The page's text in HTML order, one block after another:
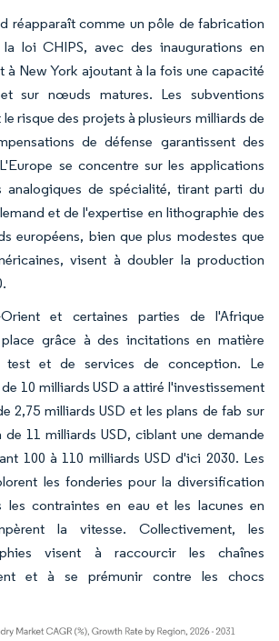
réapparaît comme un pôle de fabrication
loi CHIPS, avec des inaugurations en
à New York ajoutant à la fois une capacité
sur nœuds matures. Les subventions
risque des projets à plusieurs milliards de
de défense garantissent des
se concentre sur les applications
analogiques de spécialité, tirant parti du
et de l'expertise en lithographie des
européens, bien que plus modestes que
visent à doubler la production
et certaines parties de l'Afrique
grâce à des incitations en matière
test et de services de conception. Le
10 milliards USD a attiré l'investissement
2,75 milliards USD et les plans de fab sur
11 milliards USD, ciblant une demande
100 à 110 milliards USD d'ici 2030. Les
les fonderies pour la diversification
les contraintes en eau et les lacunes en
la vitesse. Collectivement, les
visent à raccourcir les chaînes
et à se prémunir contre les chocs